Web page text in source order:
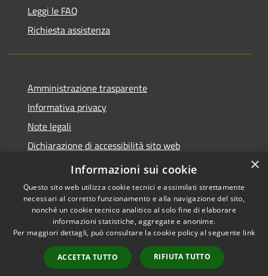
Leggi le FAQ
Richiesta assistenza
Amministrazione trasparente
Informativa privacy
Note legali
Dichiarazione di accessibilità sito web
WhistleblowingPA
Accessibilità
Copyright © 2026 • Comune di
Gaglianico • Powered by
Municipium•
Accesso
redazione
×
Informazioni sui cookie
Questo sito web utilizza cookie tecnici e assimilati strettamente
necessari al corretto funzionamento e alla navigazione del sito,
nonché un cookie tecnico analitico al solo fine di elaborare
informazioni statistiche, aggregate e anonime.
Per maggiori dettagli, può consultare la cookie policy al seguente link
ACCETTA TUTTO RIFIUTA TUTTO